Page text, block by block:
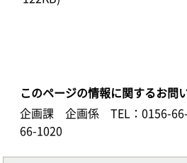
このページの情報に関するお問
企画課 企画係
TEL：0156-
66-1020